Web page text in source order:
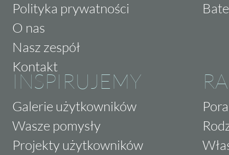
Polityka prywatności
O nas
Nasz zespół
Kontakt
INSPIRUJEMY
Galerie użytkowników
Wasze pomysły
Projekty użytkowników